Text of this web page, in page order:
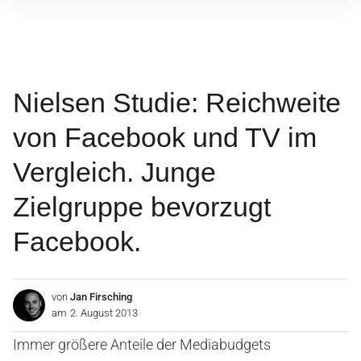
Nielsen Studie: Reichweite
von Facebook und TV im
Vergleich. Junge
Zielgruppe bevorzugt
Facebook.
von Jan Firsching
am 2. August 2013
Immer größere Anteile der Mediabudgets